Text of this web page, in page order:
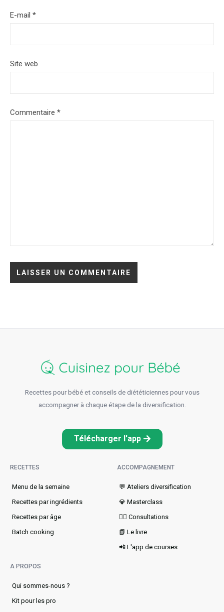
E-mail *
Site web
Commentaire *
Recettes pour bébé et conseils de diététiciennes pour vous
accompagner à chaque étape de la diversification.
Télécharger l'app
RECETTES
Menu de la semaine​
Recettes par ingrédients
Recettes par âge
Batch cooking
ACCOMPAGNEMENT
💬 Ateliers diversification
💎 Masterclass
👩‍⚕️ Consultations
📗 Le livre
📲 L'app de courses
A PROPOS
Qui sommes-nous ?
Kit pour les pro